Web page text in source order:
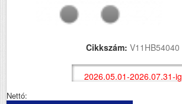
Cikkszám: V11HB54040
2026.05.01-2026.07.31-ig
Nettó: